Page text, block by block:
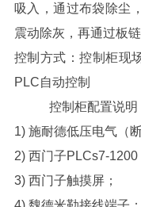
吸入，通过布袋除尘
震动除灰，再通过板
控制方式：控制柜现
PLC自动控制
控制柜配置说明
1) 施耐德低压电气（
2) 西门子PLCs7-1200
3) 西门子触摸屏；